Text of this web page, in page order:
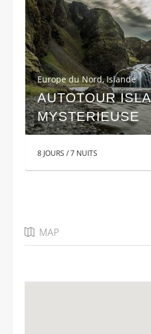
Europe du Nord,Islande
AUTOTOUR
MYSTERIEUSE
8 JOURS / 7 NUITS
MAP